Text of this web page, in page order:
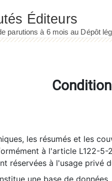
les résumés et les
à l'article L122-
réservées à l'usage privé
une base de